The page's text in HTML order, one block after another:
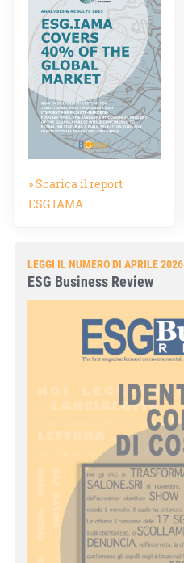
» Scarica il report
ESG.IAMA
LEGGI IL NUMERO DI APRILE 2026
ESG Business Review